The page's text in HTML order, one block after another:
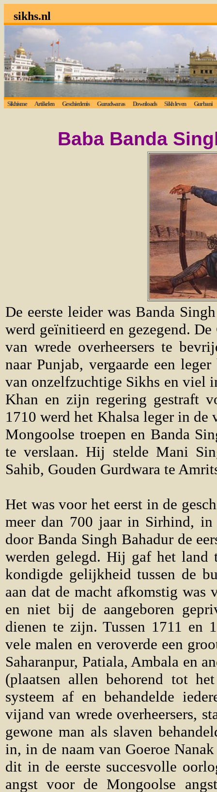
sikhs.nl
Sikhisme Artikelen Geschiedenis Gurudwaras Downloads Sikh leven Gurbani
Baba Banda
De eerste leider was Banda
werd geïnitieerd en gezegend.
van wrede overheersers te
naar Punjab, vergaarde een
van onzelfzuchtige Sikhs en viel
Khan en zijn regering gestraft
1710 werd het Khalsa leger in de
Mongoolse troepen en Banda
te verslaan. Hij stelde Mani
Sahib, Gouden Gurdwara te
Het was voor het eerst in de
meer dan 700 jaar in Sirhind,
door Banda Singh Bahadur de
werden gelegd. Hij gaf het land
kondigde gelijkheid tussen de
aan dat de macht afkomstig was
en niet bij de aangeboren
dienen te zijn. Tussen 1711 en
vele malen en veroverde een
Saharanpur, Patiala, Ambala en
(plaatsen allen behorend tot
systeem af en behandelde
vijand van wrede overheersers,
gewone man als slaven
in, in de naam van Goeroe
dit in de eerste succesvolle
angst voor de Mongoolse